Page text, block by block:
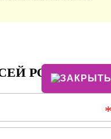
РОССИИ!